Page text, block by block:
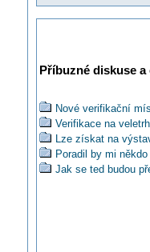
Příbuzné diskuse
Nové verifikační
Verifikace na
Lze získat na
Poradil by mi
Jak se ted budou